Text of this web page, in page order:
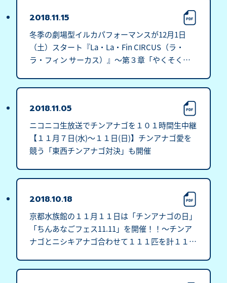
2018.11.15
冬季の劇場型イルカパフォーマンスが12月1日
（土）スタート『La・La・Fin CIRCUS（ラ・
ラ・フィン サーカス）』～第３章「やくそく」
学交響楽団の生演奏とのコラボレーション
2018.11.05
ニコニコ生放送でチンアナゴを１０１時間生中継
【１１月７日(水)～１１日(日)】チンアナゴ愛を
競う「東西チンアナゴ対決」も開催
2018.10.18
京都水族館の１１月１１日は「チンアナゴの日」
「ちんあなごフェス11.11」を開催！！～チンア
ナゴとニシキアナゴ合わせて１１１匹を計１１槽